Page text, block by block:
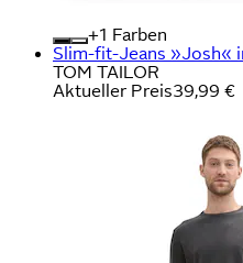
+
Farben
Slim-fit-Jeans »Josh«
TOM TAILOR
Aktueller Preis39,99 €